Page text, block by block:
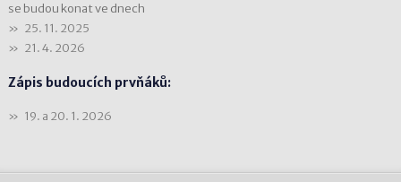
se budou konat ve dnech
25. 11. 2025
21. 4. 2026
Zápis budoucích prvňáků:
19. a 20. 1. 2026